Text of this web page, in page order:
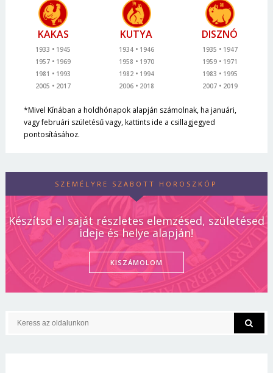
KAKAS
1933
1945
1957
1969
1981
1993
2005
2017
KUTYA
1934
1946
1958
1970
1982
1994
2006
2018
DISZNÓ
1935
1947
1959
1971
1983
1995
2007
2019
*Mivel Kínában a holdhónapok alapján számolnak, ha januári,
vagy februári születésű vagy, kattints ide a csillagjegyed
pontosításához.
SZEMÉLYRE SZABOTT HOROSZKÓP
Készítsd el saját részletes elemzésed, születésed
ideje és helye alapján!
KISZÁMOLOM